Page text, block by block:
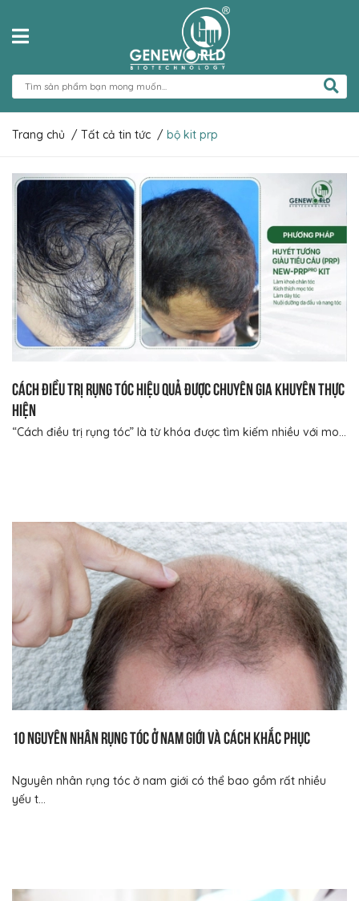
Trang chủ / Tất cả tin tức / bộ kit prp
Cách điều trị rụng tóc hiệu quả được chuyên gia khuyên thực
hiện
“Cách điều trị rụng tóc” là từ khóa được tìm kiếm nhiều với mo...
10 nguyên nhân rụng tóc ở nam giới và cách khắc phục
Nguyên nhân rụng tóc ở nam giới có thể bao gồm rất nhiều
yếu t...